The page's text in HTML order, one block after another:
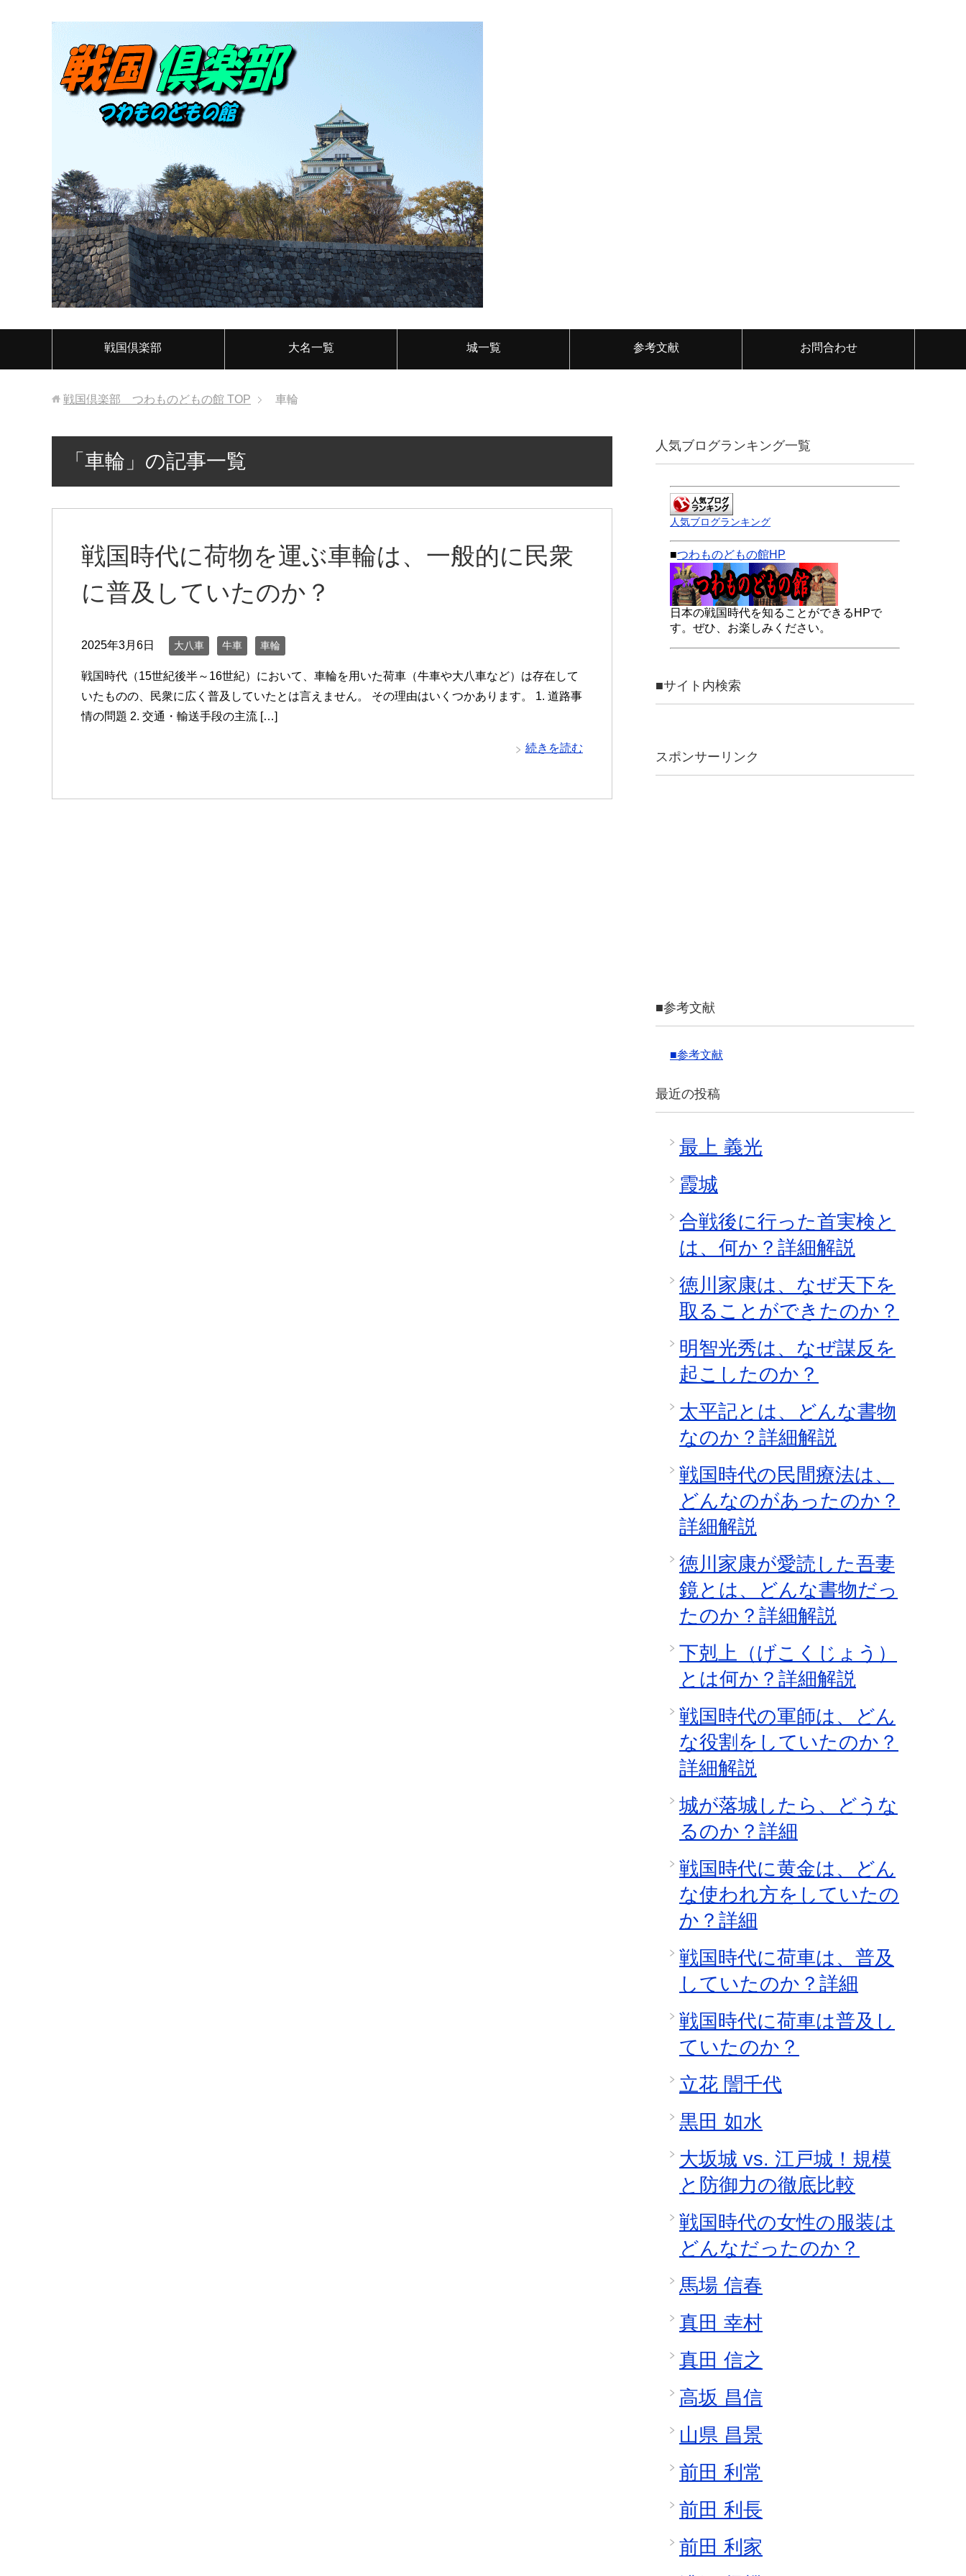
戦国倶楽部 大名一覧 城一覧 参考文献 お問合わせ
戦国倶楽部 つわものどもの館 TOP 車輪
「車輪」の記事一覧
戦国時代に荷物を運ぶ車輪は、一般的に民衆
に普及していたのか？
2025年3月6日 大八車 牛車 車輪
戦国時代（15世紀後半～16世紀）において、車輪を用いた荷車（牛車や大八車など）は存在して
いたものの、民衆に広く普及していたとは言えません。 その理由はいくつかあります。 1. 道路事
情の問題 2. 交通・輸送手段の主流 […]
続きを読む
人気ブログランキング一覧
人気ブログランキング
■つわものどもの館HP
日本の戦国時代を知ることができるHPで
す。ぜひ、お楽しみください。
■サイト内検索
スポンサーリンク
■参考文献
■参考文献
最近の投稿
最上 義光
霞城
合戦後に行った首実検と
は、何か？詳細解説
徳川家康は、なぜ天下を
取ることができたのか？
明智光秀は、なぜ謀反を
起こしたのか？
太平記とは、どんな書物
なのか？詳細解説
戦国時代の民間療法は、
どんなのがあったのか？
詳細解説
徳川家康が愛読した吾妻
鏡とは、どんな書物だっ
たのか？詳細解説
下剋上（げこくじょう）
とは何か？詳細解説
戦国時代の軍師は、どん
な役割をしていたのか？
詳細解説
城が落城したら、どうな
るのか？詳細
戦国時代に黄金は、どん
な使われ方をしていたの
か？詳細
戦国時代に荷車は、普及
していたのか？詳細
戦国時代に荷車は普及し
ていたのか？
立花 誾千代
黒田 如水
大坂城 vs. 江戸城！規模
と防御力の徹底比較
戦国時代の女性の服装は
どんなだったのか？
馬場 信春
真田 幸村
真田 信之
高坂 昌信
山県 昌景
前田 利常
前田 利長
前田 利家